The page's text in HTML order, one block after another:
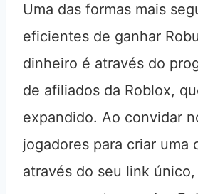
Uma das formas mais
eficientes de ganhar
dinheiro é através do
de afiliados da Roblox,
expandido. Ao convidar
jogadores para criar uma
através do seu link